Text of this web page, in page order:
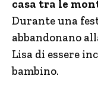
casa tra le
Durante una
abbandonano
Lisa di essere
bambino.